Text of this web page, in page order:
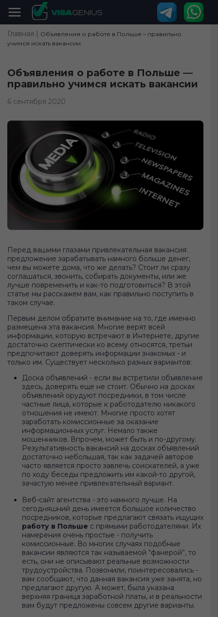
Главная | Объявления о работе в Польше – правильно
учимся искать вакансии
Объявления о работе в Польше —
правильно учимся искать вакансии
6 сентября 2020
Перед вашими глазами привлекательная вакансия:
предложение зарабатывать намного больше денег,
чем вы можете дома, что же делать? Стоит ли сразу
соглашаться, звонить, собирать документы, или же
лучше повременить и как-то подготовиться? В этой
статье мы расскажем вам, как правильно поступить в
таком случае.
Первым делом обратите внимание на то, где именно
размещена эта вакансия. Многие верят всей
информации, которую встречают в Интернете, другие
достаточно скептически ко всему относятся, третьи
предпочитают доверять информации знакомых - и
только им. Существует несколько разных вариантов:
Доска объявлений - если вы встретили объявление
здесь, доверять еще не стоит. Обычно на досках
объявлений орудуют посредники, в том числе
частные лица, которые к работодателю никакого
отношения не имеют. Многие просто хотят
заработать комиссионные за оказание
информационных услуг. Немало также
мошенников. Впрочем, может быть и по-другому.
Результативность вакансий на досках объявлений
достаточно небольшая, так как задачей авторов
часто является просто завлечь соискателей, а уже
по ходу беседы предложить им какой-то другой,
зачастую менее привлекательный вариант.
Веб-сайт агентства - это намного лучше. На
сегодняшний день имеется большое количество
посредников, которые предлагают связать ищущих
работу в Польше с прямыми работодателями. Их
намерения очень простые - получить
комиссионные. Во многих случаях подобные
вакансии являются так называемой “фанерой”, то
есть, они не описывают реальные возможности
трудоустройства. Позвонили, поинтересовались -
вам сообщают, что данная вакансия уже занята, но
предлагают другую. А может, была указана
верхняя граница заработной платы, и в реальности
вам будут предложены совсем другие варианты.